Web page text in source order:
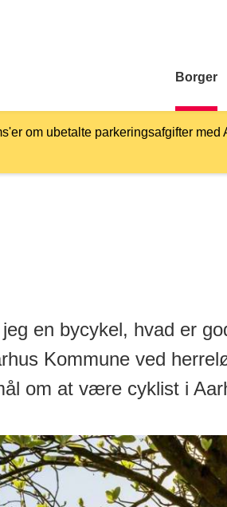
Borger
om ubetalte parkeringsafgifter
en bycykel, hvad er
Kommune ved
om at være cyklist i